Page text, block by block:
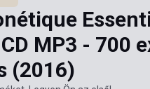
MP3 - 700
(2016)